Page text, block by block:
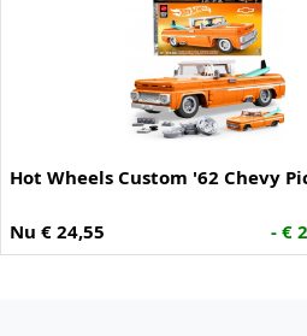
Hot Wheels Custom '62 Chevy
Nu € 24,55 - €